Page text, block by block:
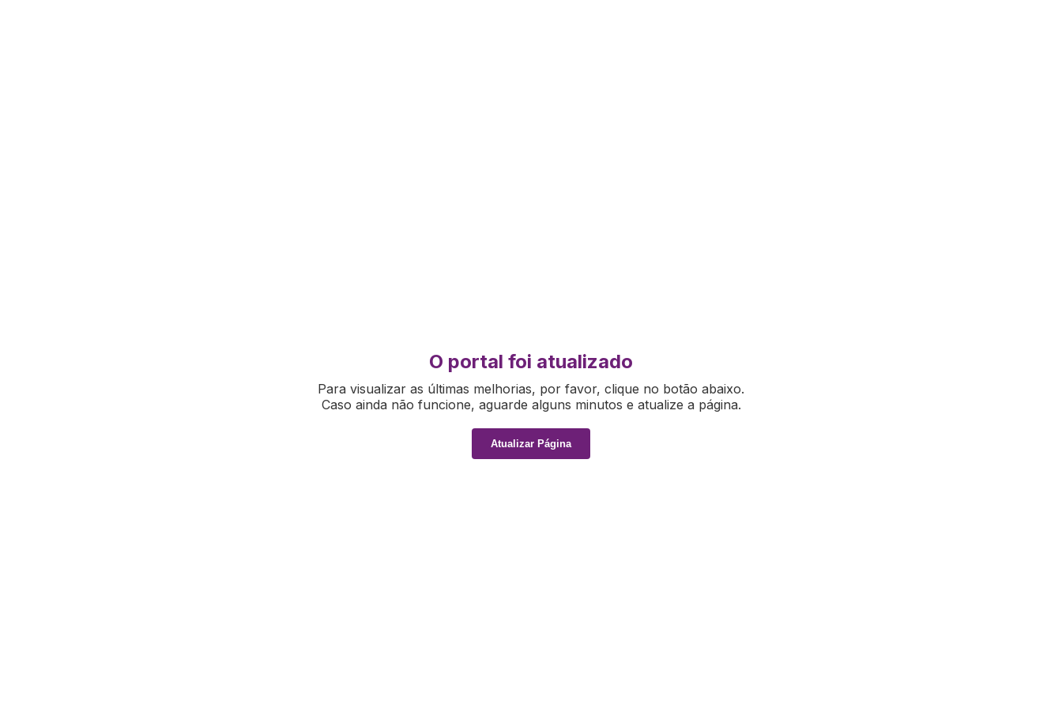
O portal foi atualizado
Para visualizar as últimas melhorias, por favor, clique no botão abaixo.
Caso ainda não funcione, aguarde alguns minutos e atualize a página.
Atualizar Página